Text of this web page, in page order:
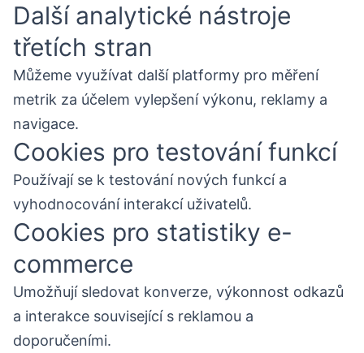
Další analytické nástroje
třetích stran
Můžeme využívat další platformy pro měření
metrik za účelem vylepšení výkonu, reklamy a
navigace.
Cookies pro testování funkcí
Používají se k testování nových funkcí a
vyhodnocování interakcí uživatelů.
Cookies pro statistiky e-
commerce
Umožňují sledovat konverze, výkonnost odkazů
a interakce související s reklamou a
doporučeními.